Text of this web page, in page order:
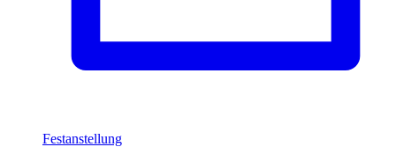
Festanstellung